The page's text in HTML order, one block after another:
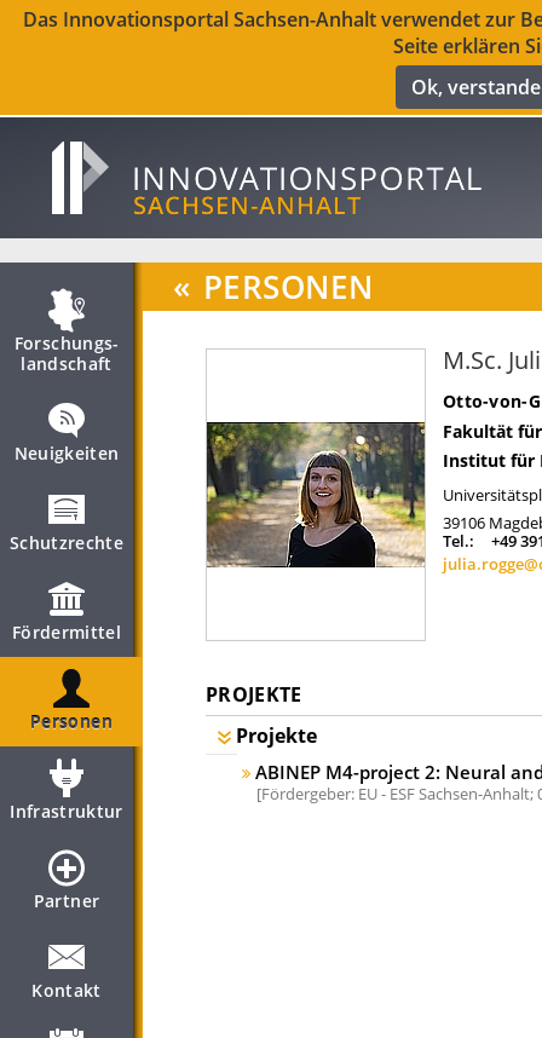
Das Innovationsportal Sachsen-Anhalt verwendet zur
Seite erklären
Ok,
Forschungs­
landschaft
Neuigkeiten
Schutzrechte
Fördermittel
Personen
Infrastruktur
Partner
Kontakt
« PERSONEN
M.Sc.
Otto-von-
Fakultät
Institut für
39106
Tel.:
+49
PROJEKTE
Projekte
ABINEP M4-project 2: Neural
Fördergeber: EU - ESF Sachsen-Anhalt;